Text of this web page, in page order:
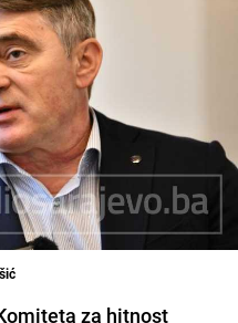
za hitnost